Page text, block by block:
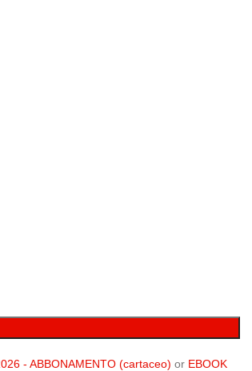
- ABBONAMENTO (cartaceo) or EBOOK